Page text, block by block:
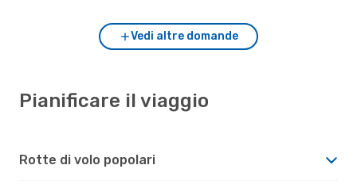
Vedi altre domande
Pianificare il viaggio
Rotte di volo popolari